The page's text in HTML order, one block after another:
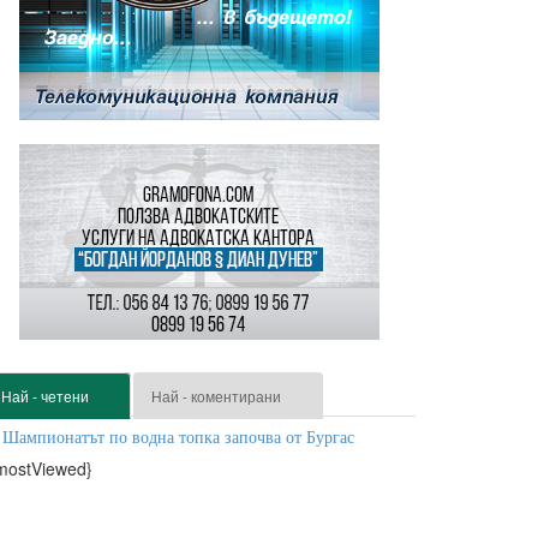
Най - четени Най - коментирани
Шампионатът по водна топка започва от Бургас